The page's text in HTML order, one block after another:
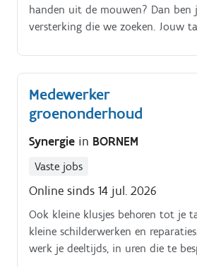
handen uit de mouwen? Dan ben
versterking die we zoeken. Jouw
afbraakwerken, groenaanleg,
verhardingen, afsluitingen en
met de zaakvoerder of
de werf tijdig voorzien is van het
bevoorrading en de voortgang van
Aansturen, begeleiden en
en toezien op een kwalitatieve
werken Samen creëren we
waar vakmanschap, kwaliteit en
staan.
Medewerker
groenonderhoud
Synergie in BORNEM
Vaste jobs
Online sinds 14 jul. 2026
Ook kleine klusjes behoren tot je
kleine schilderwerken en
werk je deeltijds, in uren die te